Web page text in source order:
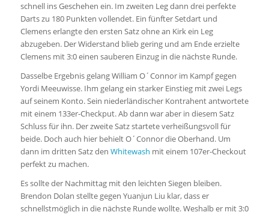
schnell ins Geschehen ein. Im zweiten Leg dann drei perfekte
Darts zu 180 Punkten vollendet. Ein fünfter Setdart und
Clemens erlangte den ersten Satz ohne an Kirk ein Leg
abzugeben. Der Widerstand blieb gering und am Ende erzielte
Clemens mit 3:0 einen sauberen Einzug in die nächste Runde.
Dasselbe Ergebnis gelang William O´Connor im Kampf gegen
Yordi Meeuwisse. Ihm gelang ein starker Einstieg mit zwei Legs
auf seinem Konto. Sein niederländischer Kontrahent antwortete
mit einem 133er-Checkput. Ab dann war aber in diesem Satz
Schluss für ihn. Der zweite Satz startete verheißungsvoll für
beide. Doch auch hier behielt O´Connor die Oberhand. Um
dann im dritten Satz den Whitewash mit einem 107er-Checkout
perfekt zu machen.
Es sollte der Nachmittag mit den leichten Siegen bleiben.
Brendon Dolan stellte gegen Yuanjun Liu klar, dass er
schnellstmöglich in die nächste Runde wollte. Weshalb er mit 3:0